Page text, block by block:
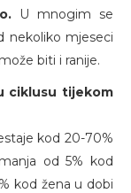
U mnogim se
nekoliko mjeseci
biti i ranije.
ciklusu tijekom
kod 20-70%
od 5% kod
kod žena u dobi